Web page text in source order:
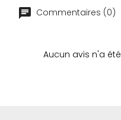
Commentaires (0)
Aucun avis n'a